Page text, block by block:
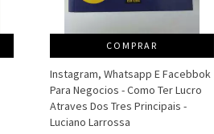
COMPRAR
Instagram, Whatsapp E Facebbok
Para Negocios - Como Ter Lucro
Atraves Dos Tres Principais -
Luciano Larrossa